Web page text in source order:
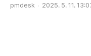
pmdesk 2025. 5. 11.